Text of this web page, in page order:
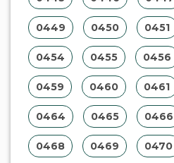
0449 0450 0451
0454 0455 0456
0459 0460 0461
0464 0465 0466
0468 0469 0470